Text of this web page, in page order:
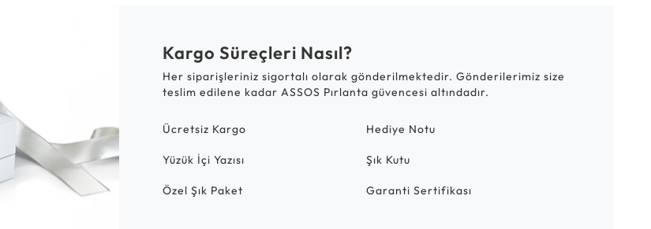
Kargo Süreçleri Nasıl?
Her siparişleriniz sigortalı olarak gönderilmektedir. Gönderilerimiz size
teslim edilene kadar ASSOS Pırlanta güvencesi altındadır.
Ücretsiz Kargo Hediye Notu
Yüzük İçi Yazısı Şık Kutu
Özel Şık Paket Garanti Sertifikası